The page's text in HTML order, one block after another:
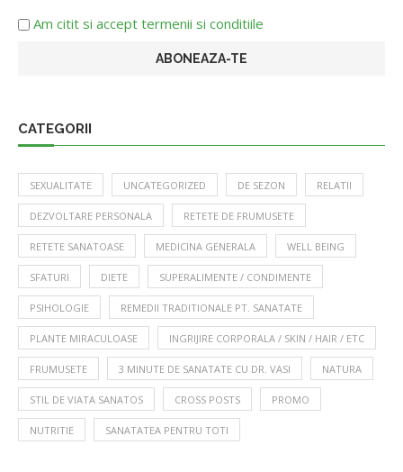
Am citit si accept termenii si conditiile
CATEGORII
SEXUALITATE UNCATEGORIZED DE SEZON RELATII
DEZVOLTARE PERSONALA RETETE DE FRUMUSETE
RETETE SANATOASE MEDICINA GENERALA WELL BEING
SFATURI DIETE SUPERALIMENTE / CONDIMENTE
PSIHOLOGIE REMEDII TRADITIONALE PT. SANATATE
PLANTE MIRACULOASE INGRIJIRE CORPORALA / SKIN / HAIR / ETC
FRUMUSETE 3 MINUTE DE SANATATE CU DR. VASI NATURA
STIL DE VIATA SANATOS CROSS POSTS PROMO
NUTRITIE SANATATEA PENTRU TOTI